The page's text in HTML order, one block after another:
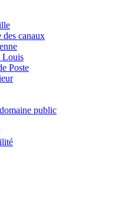
canaux
Louis
Poste
public